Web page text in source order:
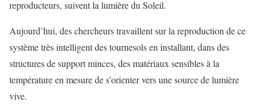
reproducteurs, suivent la lumière du Soleil.
Aujourd’hui, des chercheurs travaillent sur la reproduction de ce
système très intelligent des tournesols en installant, dans des
structures de support minces, des matériaux sensibles à la
température en mesure de s’orienter vers une source de lumière
vive.